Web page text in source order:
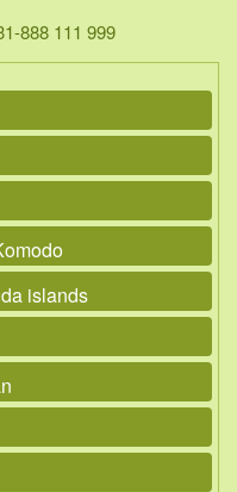
888 111 999
islands